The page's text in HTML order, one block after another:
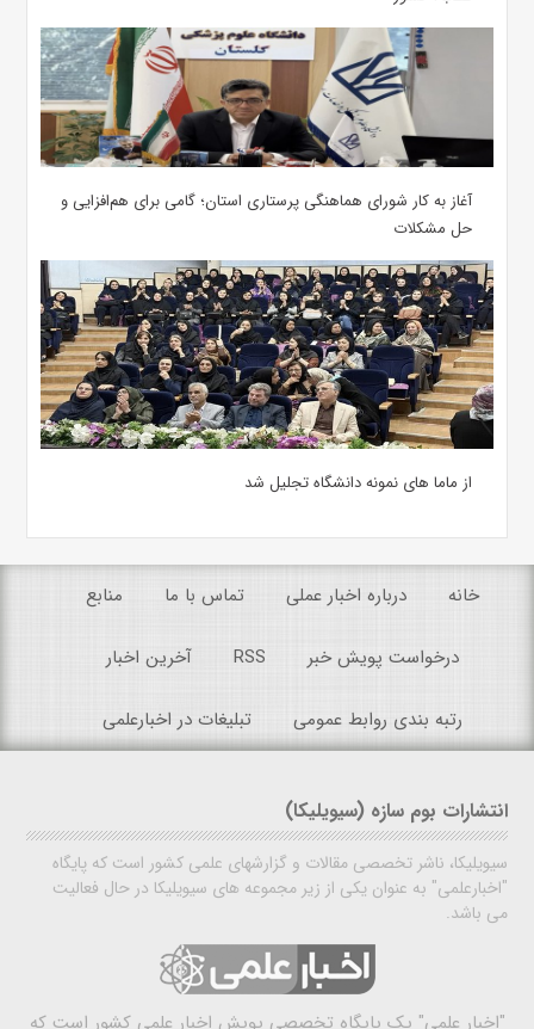
آغاز به کار شورای هماهنگی پرستاری استان؛ گامی برای هم‌افزایی و
حل مشکلات
از ماما های نمونه دانشگاه تجلیل شد
خانه درباره اخبار عملی تماس با ما منابع
درخواست پویش خبر RSS آخرین اخبار
رتبه بندی روابط عمومی تبلیغات در اخبارعلمی
انتشارات بوم سازه (سیویلیکا)
سیویلیکا، ناشر تخصصی مقالات و گزارشهای علمی کشور است که پایگاه
"اخبارعلمی" به عنوان یکی از زیر مجموعه های سیویلیکا در حال فعالیت
می باشد.
"اخبار علمی" یک پایگاه تخصصی پویش اخبار علمی کشور است که